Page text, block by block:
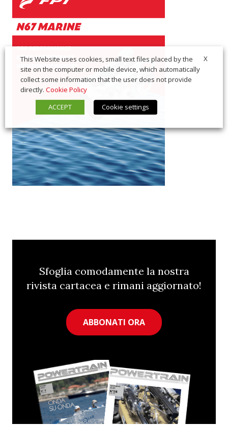
Sfoglia comodamente la nostra
rivista cartacea e rimani aggiornato!
ABBONATI ORA
X
This Website uses cookies, small text files placed by the
site on the computer or mobile device, which automatically
collect some information that the user does not provide
directly. Cookie Policy
ACCEPT
Cookie settings